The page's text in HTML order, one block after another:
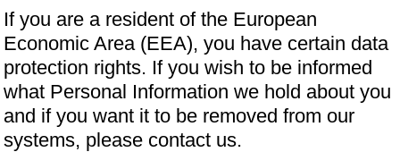
If you are a resident of the European
Economic Area (EEA), you have certain data
protection rights. If you wish to be informed
what Personal Information we hold about you
and if you want it to be removed from our
systems, please contact us.